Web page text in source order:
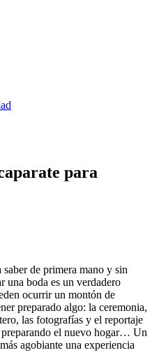
para
saber de primera mano y sin
una boda es un verdadero
ocurrir un montón de
preparado algo: la ceremonia,
las fotografías y el reportaje
el nuevo hogar… Un
agobiante una experiencia